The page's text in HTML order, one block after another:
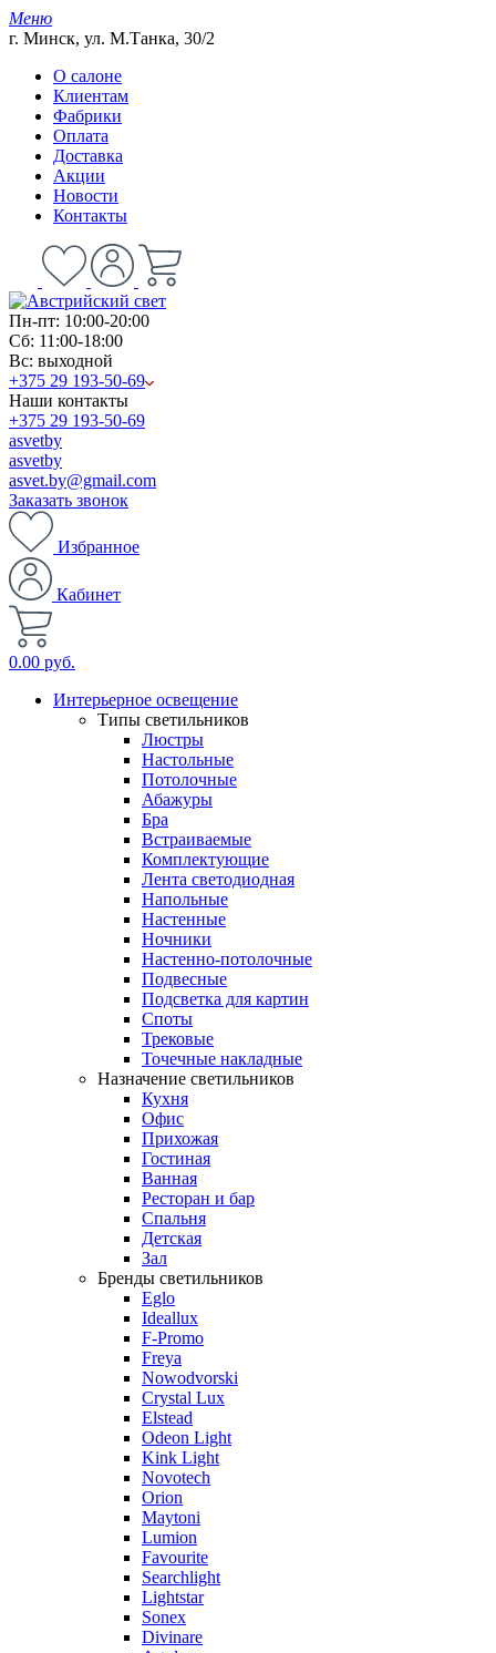
Меню
г. Минск, ул. М.Танка, 30/2
О салоне
Клиентам
Фабрики
Оплата
Доставка
Акции
Новости
Контакты
Пн-пт: 10:00-20:00
Сб: 11:00-18:00
Вс: выходной
+375 29 193-50-69
Наши контакты
+375 29 193-50-69
asvetby
asvetby
asvet.by@gmail.com
Заказать звонок
Избранное
Кабинет
0.00 руб.
Интерьерное освещение
Типы светильников
Люстры
Настольные
Потолочные
Абажуры
Бра
Встраиваемые
Комплектующие
Лента светодиодная
Напольные
Настенные
Ночники
Настенно-потолочные
Подвесные
Подсветка для картин
Споты
Трековые
Точечные накладные
Назначение светильников
Кухня
Офис
Прихожая
Гостиная
Ванная
Ресторан и бар
Спальня
Детская
Зал
Бренды светильников
Eglo
Ideallux
F-Promo
Freya
Nowodvorski
Crystal Lux
Elstead
Odeon Light
Kink Light
Novotech
Orion
Maytoni
Lumion
Favourite
Searchlight
Lightstar
Sonex
Divinare